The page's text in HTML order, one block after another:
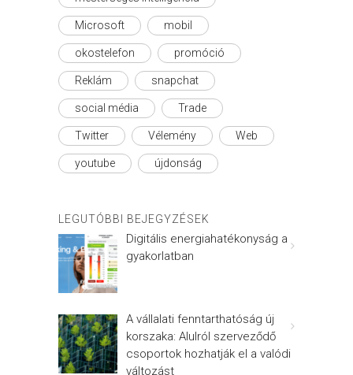
Microsoft mobil
okostelefon promóció
Reklám snapchat
social média Trade
Twitter Vélemény Web
youtube újdonság
LEGUTÓBBI BEJEGYZÉSEK
Digitális energiahatékonyság a
gyakorlatban
A vállalati fenntarthatóság új
korszaka: Alulról szerveződő
csoportok hozhatják el a valódi
változást